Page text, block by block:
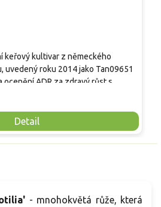
Detail
keřový kultivar z německého
uvedený roku 2014 jako Tan09651
ocenění ADR za zdravý růst s
ochrany. Nese nostalgické,
vonné, často v hroznech po 3–
m × 0,5–0,7 m, s lesklými zelenými
se v růžových skupinách, na
živý plot. Purpurové květy ladí s
je ve stromkové formě na
- mnohokvětá růže, která